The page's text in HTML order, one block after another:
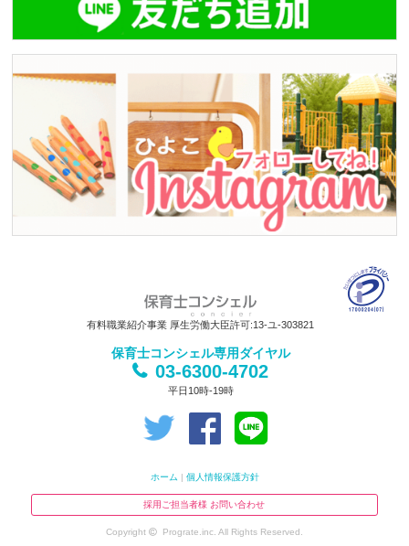
有料職業紹介事業 厚生労働大臣許可:13-ユ-303821
保育士コンシェル専用ダイヤル
03-6300-4702
平日10時-19時
ホーム | 個人情報保護方針
採用ご担当者様 お問い合わせ
Copyright Prograte.inc. All Rights Reserved.